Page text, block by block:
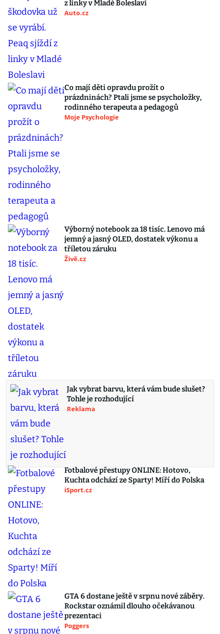
z linky v Mladé Boleslavi
Auto.cz
Co mají děti opravdu prožít o
prázdninách? Ptali jsme se psycholožky,
rodinného terapeuta a pedagogů
Moje Psychologie
Výborný notebook za 18 tisíc. Lenovo má
jemný a jasný OLED, dostatek výkonu a
tříletou záruku
Živě.cz
Jak vybrat barvu, která vám bude slušet?
Tohle je rozhodující
Reklama
Fotbalové přestupy ONLINE: Hotovo,
Kuchta odchází ze Sparty! Míří do Polska
iSport.cz
GTA 6 dostane ještě v srpnu nové záběry.
Rockstar oznámil dlouho očekávanou
prezentaci
Poggers